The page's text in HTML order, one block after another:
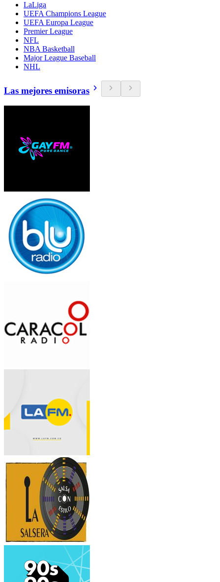
LaLiga
UEFA Champions League
UEFA Europa League
Premier League
NFL
NBA Basketball
Major League Baseball
NHL
Las mejores emisoras